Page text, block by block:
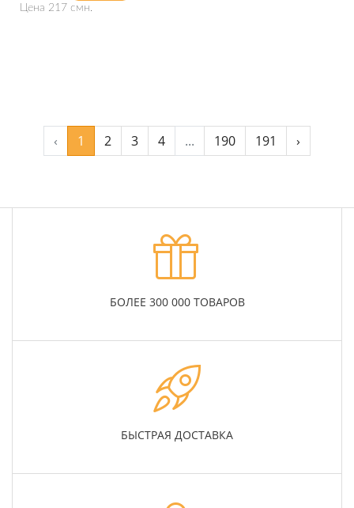
Цена 217 смн.
‹ 1 2 3 4 ... 190 191 ›
БОЛЕЕ 300 000 ТОВАРОВ
БЫСТРАЯ ДОСТАВКА